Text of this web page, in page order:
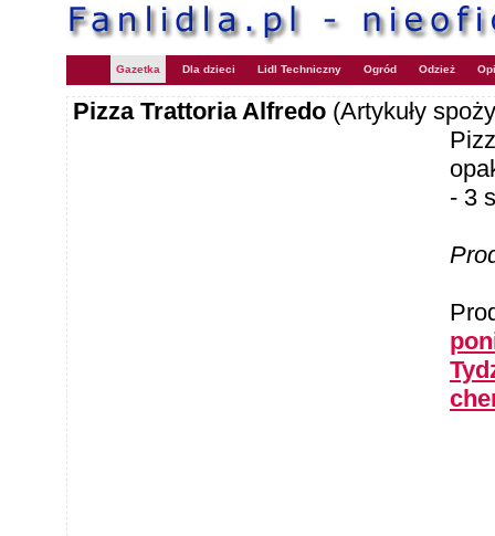
Gazetka Dla dzieci Lidl Techniczny Ogród Odzież
Pizza Trattoria Alfredo (Artykuły
- 3